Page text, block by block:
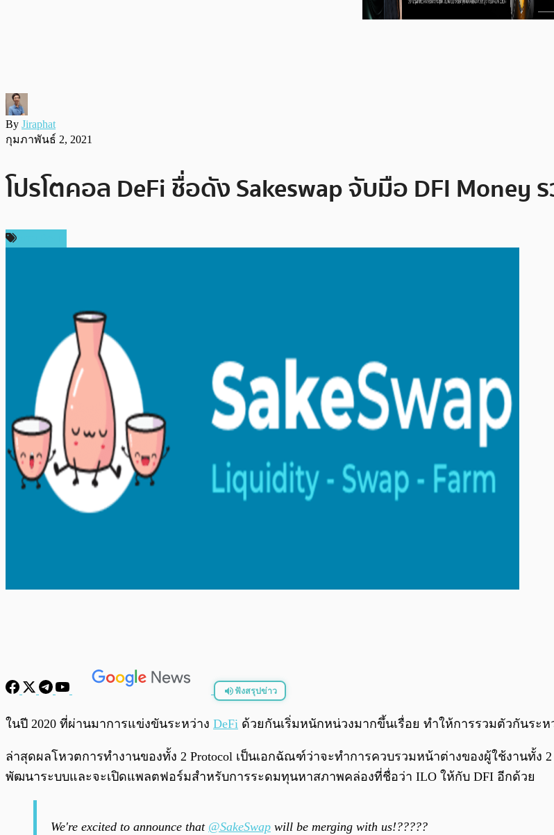
By Jiraphat
กุมภาพันธ์ 2, 2021
โปรโตคอล DeFi ชื่อดัง Sakeswap จับมือ DFI Money
ฟังสรุปข่าว
พร้อมเล่น
ในปี 2020 ที่ผ่านมาการแข่งขันระหว่าง DeFi ด้วยกันเริ่มหนักหน่วงมากขึ้นเรื่อย ทำให้การรวมตัวกันระห
ล่าสุดผลโหวตการทำงานของทั้ง 2 Protocol เป็นเอกฉัณฑ์ว่าจะทำการควบรวมหน้าต่างของผู้ใช้งานทั้ง
พัฒนาระบบและจะเปิดแพลตฟอร์มสำหรับการระดมทุนหาสภาพคล่องที่ชื่อว่า ILO ให้กับ DFI อีกด้วย
We're excited to announce that @SakeSwap will be merging with us!??‍??‍?